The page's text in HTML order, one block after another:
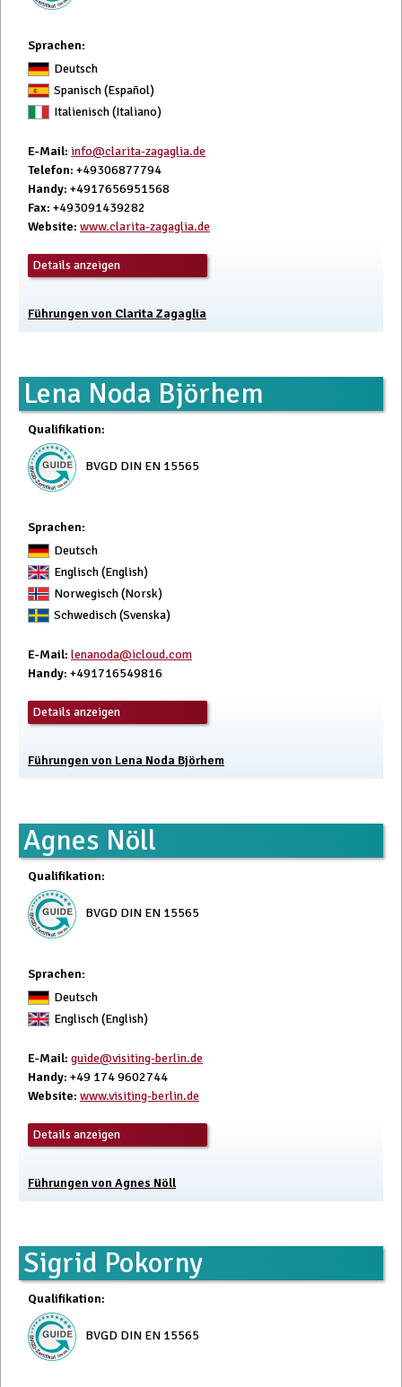
Sprachen:
Deutsch
Spanisch (Español)
Italienisch (Italiano)
E-Mail: info@clarita-zagaglia.de
Telefon: +49306877794
Handy: +4917656951568
Fax: +493091439282
Website: www.clarita-zagaglia.de
Details anzeigen
Führungen von Clarita Zagaglia
Lena Noda Björhem
Qualifikation:
BVGD DIN EN 15565
Sprachen:
Deutsch
Englisch (English)
Norwegisch (Norsk)
Schwedisch (Svenska)
E-Mail: lenanoda@icloud.com
Handy: +491716549816
Details anzeigen
Führungen von Lena Noda Björhem
Agnes Nöll
Qualifikation:
BVGD DIN EN 15565
Sprachen:
Deutsch
Englisch (English)
E-Mail: guide@visiting-berlin.de
Handy: +49 174 9602744
Website: www.visiting-berlin.de
Details anzeigen
Führungen von Agnes Nöll
Sigrid Pokorny
Qualifikation:
BVGD DIN EN 15565